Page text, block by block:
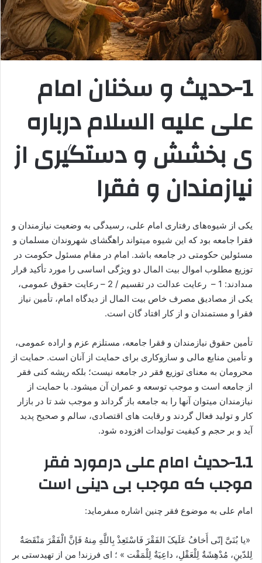
1-حدیث و سخنان امام
علی علیه السلام درباره
ی بخشش و دستگیری از
نیازمندان و فقرا
یکى از شیوه‌های رفتاری امام على‏، رسیدگی به وضعیت نیازمندان و
فقرا جامعه بود که این شیوه مي‏تواند راهگشای شهروندان مسلمان و
مسئولین حکومتی در جامعه باشد. امام در مقام مسئول حکومت در
توزیع مطلوب اموال بیت المال دو ویژگی اساسی را مورد تأکید قرار
مى‏دادند: 1 – رعایت عدالت در تقسیم / 2 – رعایت حقوق عمومی،
یکى از مصادیق مصرف خاص بیت المال از دیدگاه امام، تأمین نیاز
فقرا و مستمندان و از کار افتاد گان است.
تأمین حقوق نیازمندان و فقرا جامعه، مستلزم عزم و اراده عمومی،
و تأمین منابع مالى و سازوکاری برای حمایت از آنان است. حمایت از
محرومان به معنای توزیع فقر در جامعه نیست؛ بلکه ریشه ‏کنى فقر
از جامعه است و موجب توسعه و عمران آن می‏شود. با حمایت از
نیازمندان می‏توان آنها را به جامعه باز گرداند و موجب شد تا در بازار
کار و تولید فعال گردند و رقابت های اقتصادی، سالم و صحیح پدید
آید و بر حجم و کیفیت تولیدات افزوده شود.
1.1-حدیث امام علی درمورد فقر
موجب که موجب بی دینی است
امام على‏ به موضوع فقر چنین اشاره مى‏فرماید:
«یا بُنَىَّ إنّى أَخافُ عَلَیکَ الفَقْرَ فَاسْتَعِذْ بِاللَّهِ مِنهُ فَإنَّ الْفَقْرَ مَنْقَصَةٌ
لِلدّینِ، مُدْهِشَةٌ لِلْعَقْلِ، داعِیَةٌ لِلْمَقْت » ؛ اى فرزند! من از تهیدستی بر